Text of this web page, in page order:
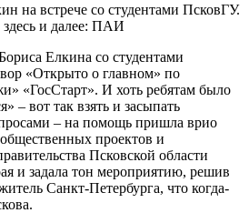
на встрече со студентами ПсковГУ.
и далее: ПАИ
Елкина со студентами
«Открыто о главном» по
«ГосСтарт». И хоть ребятам было
– вот так взять и засыпать
– на помощь пришла врио
проектов и
Псковской области
и задала тон мероприятию, решив
Санкт-Петербурга, что когда-